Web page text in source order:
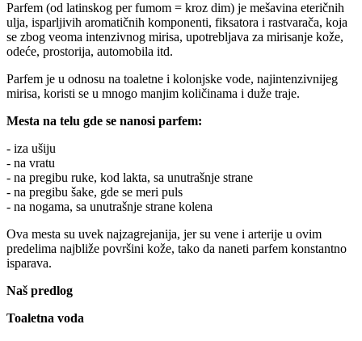
Parfem (od latinskog per fumom = kroz dim) je mešavina eteričnih
ulja, isparljivih aromatičnih komponenti, fiksatora i rastvarača, koja
se zbog veoma intenzivnog mirisa, upotrebljava za mirisanje kože,
odeće, prostorija, automobila itd.
Parfem je u odnosu na toaletne i kolonjske vode, najintenzivnijeg
mirisa, koristi se u mnogo manjim količinama i duže traje.
Mesta na telu gde se nanosi parfem:
- iza ušiju
- na vratu
- na pregibu ruke, kod lakta, sa unutrašnje strane
- na pregibu šake, gde se meri puls
- na nogama, sa unutrašnje strane kolena
Ova mesta su uvek najzagrejanija, jer su vene i arterije u ovim
predelima najbliže površini kože, tako da naneti parfem konstantno
isparava.
Naš predlog
Toaletna voda